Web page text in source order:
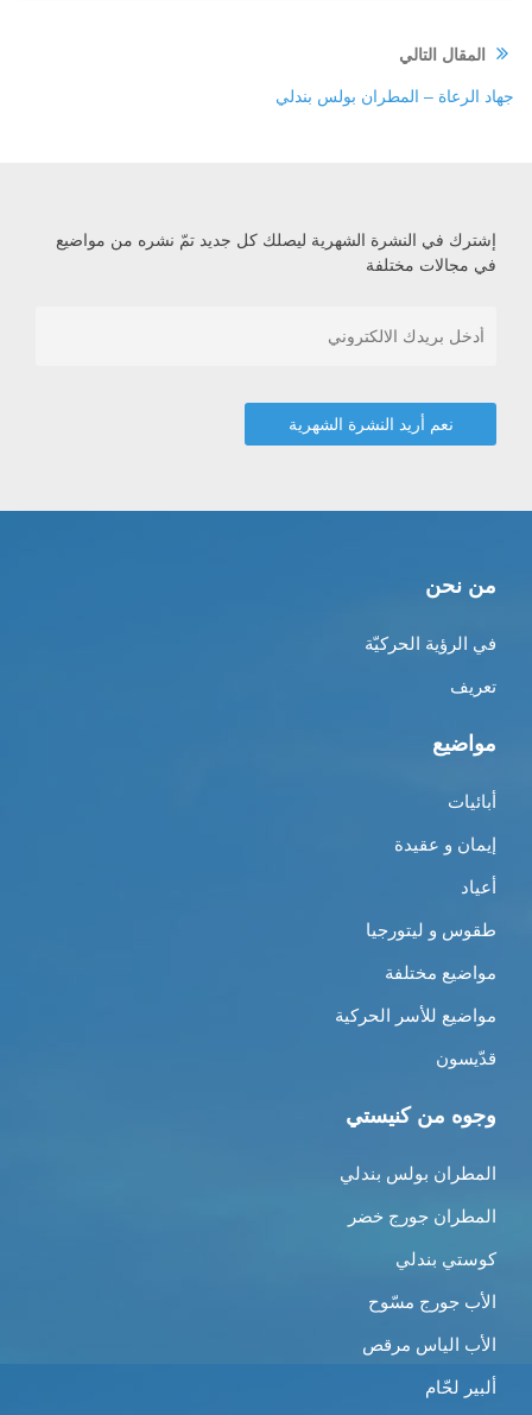
المقال التالي
جهاد الرعاة – المطران بولس بندلي
إشترك في النشرة الشهرية ليصلك كل جديد تمّ نشره من مواضيع
في مجالات مختلفة
من نحن
في الرؤية الحركيّة
تعريف
مواضيع
أبائيات
إيمان و عقيدة
أعياد
طقوس و ليتورجيا
مواضيع مختلفة
مواضيع للأسر الحركية
قدّيسون
وجوه من كنيستي
المطران بولس بندلي
المطران جورج خضر
كوستي بندلي
الأب جورج مسّوح
الأب الياس مرقص
ألبير لحّام